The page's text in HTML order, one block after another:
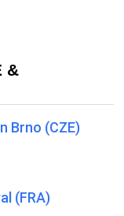
&
Brno (CZE)
(FRA)